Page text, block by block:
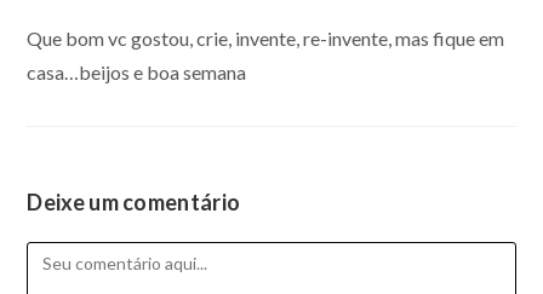
Que bom vc gostou, crie, invente, re-invente, mas fique em
casa…beijos e boa semana
Deixe um comentário
Comentário